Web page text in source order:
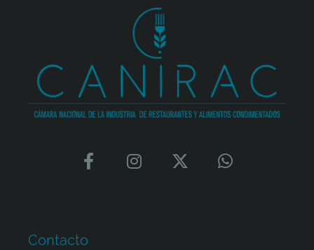
F
a
o
I
n
X
-
W
h
Contacto